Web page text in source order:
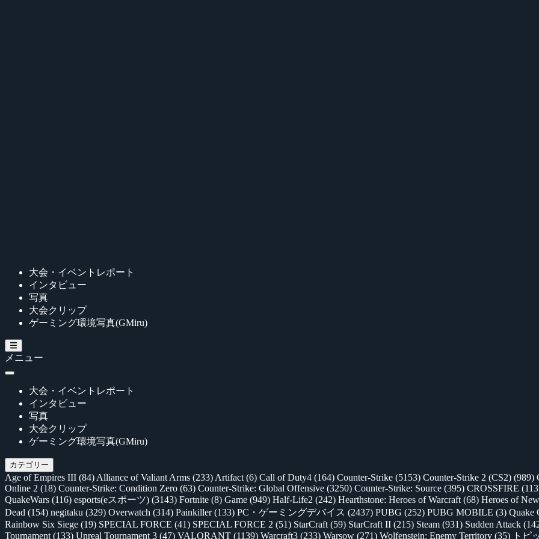
大会・イベントレポート
インタビュー
写真
大会クリップ
ゲーミング環境写真(GMiru)
メニュー
大会・イベントレポート
インタビュー
写真
大会クリップ
ゲーミング環境写真(GMiru)
カテゴリー
Age of Empires III (84) Alliance of Valiant Arms (233) Artifact (6) Call of Duty4 (164) Counter-Strike (5153) Counter-Strike 2 (CS2) (989)
Online 2 (18) Counter-Strike: Condition Zero (63) Counter-Strike: Global Offensive (3250) Counter-Strike: Source (395) CROSSFIRE
QuakeWars (116) esports(eスポーツ) (3143) Fortnite (8) Game (949) Half-Life2 (242) Hearthstone: Heroes of Warcraft (68) Heroes of
Dead (154) negitaku (329) Overwatch (314) Painkiller(133) PC・ゲーミングデバイス (2437) PUBG (252) PUBG MOBILE (3) Quake
Rainbow Six Siege (19) SPECIAL FORCE (41) SPECIAL FORCE 2 (51) StarCraft (59) StarCraft II (215) Steam (931) Sudden Attack
Tournament (133) Unreal Tournament 3 (47) VALORANT (1139) Warcraft3 (233) Warsow (271) Wolfenstein: Enemy Territory (35) トピ